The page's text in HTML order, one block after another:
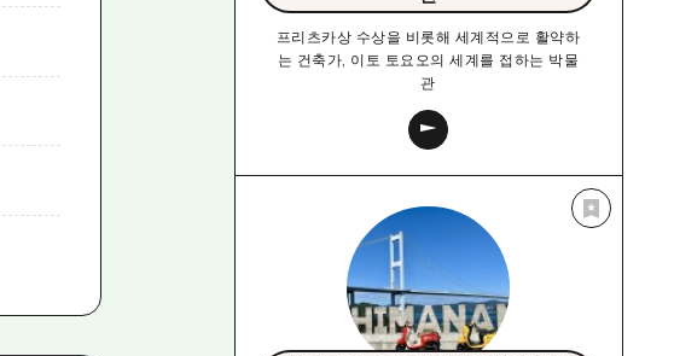
프리츠카상 수상을 비롯해 세계적으로 활약하
는 건축가, 이토 토요오의 세계를 접하는 박물
관